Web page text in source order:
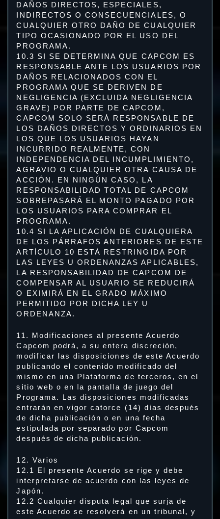
DAÑOS DIRECTOS, ESPECIALES,
INDIRECTOS O CONSECUENCIALES, O
CUALQUIER OTRO DAÑO DE CUALQUIER
TIPO OCASIONADO POR EL USO DEL
PROGRAMA.
10.3 SI SE DETERMINA QUE CAPCOM ES
RESPONSABLE ANTE LOS USUARIOS POR
DAÑOS RELACIONADOS CON EL
PROGRAMA QUE SE DERIVEN DE
NEGLIGENCIA (EXCLUIDA NEGLIGENCIA
GRAVE) POR PARTE DE CAPCOM,
CAPCOM SOLO SERÁ RESPONSABLE DE
LOS DAÑOS DIRECTOS Y ORDINARIOS EN
LOS QUE LOS USUARIOS HAYAN
INCURRIDO REALMENTE, CON
INDEPENDENCIA DEL INCUMPLIMIENTO,
AGRAVIO O CUALQUIER OTRA CAUSA DE
ACCIÓN. EN NINGÚN CASO, LA
RESPONSABILIDAD TOTAL DE CAPCOM
SOBREPASARÁ EL MONTO PAGADO POR
LOS USUARIOS PARA COMPRAR EL
PROGRAMA.
10.4 SI LA APLICACIÓN DE CUALQUIERA
DE LOS PÁRRAFOS ANTERIORES DE ESTE
ARTÍCULO 10 ESTÁ RESTRINGIDA POR
LAS LEYES U ORDENANZAS APLICABLES,
LA RESPONSABILIDAD DE CAPCOM DE
COMPENSAR AL USUARIO SE REDUCIRÁ
O EXIMIRÁ EN EL GRADO MÁXIMO
PERMITIDO POR DICHA LEY U
ORDENANZA.
11. Modificaciones al presente Acuerdo
Capcom podrá, a su entera discreción,
modificar las disposiciones de este Acuerdo
publicando el contenido modificado del
mismo en una Plataforma de terceros, en el
sitio web o en la pantalla de juego del
Programa. Las disposiciones modificadas
entrarán en vigor catorce (14) días después
de dicha publicación o en una fecha
estipulada por separado por Capcom
después de dicha publicación.
12. Varios
12.1 El presente Acuerdo se rige y debe
interpretarse de acuerdo con las leyes de
Japón.
12.2 Cualquier disputa legal que surja de
este Acuerdo se resolverá en un tribunal, y